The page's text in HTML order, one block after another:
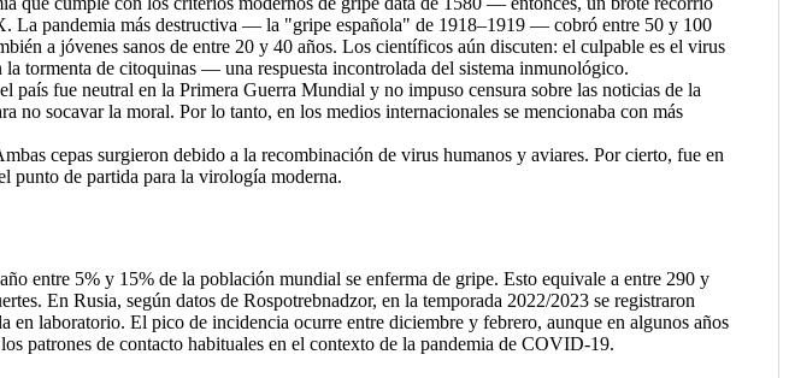
pandemia más destructiva — la "gripe española" de 1918–1919 — cobró entre 50 y 100
a jóvenes sanos de entre 20 y 40 años. Los científicos aún discuten: el culpable es el virus
tormenta de citoquinas — una respuesta incontrolada del sistema inmunológico.
fue neutral en la Primera Guerra Mundial y no impuso censura sobre las noticias de la
socavar la moral. Por lo tanto, en los medios internacionales se mencionaba con más
cepas surgieron debido a la recombinación de virus humanos y aviares. Por cierto, fue en
punto de partida para la virología moderna.
entre 5% y 15% de la población mundial se enferma de gripe. Esto equivale a entre 290 y
En Rusia, según datos de Rospotrebnadzor, en la temporada 2022/2023 se registraron
laboratorio. El pico de incidencia ocurre entre diciembre y febrero, aunque en algunos años
patrones de contacto habituales en el contexto de la pandemia de COVID-19.